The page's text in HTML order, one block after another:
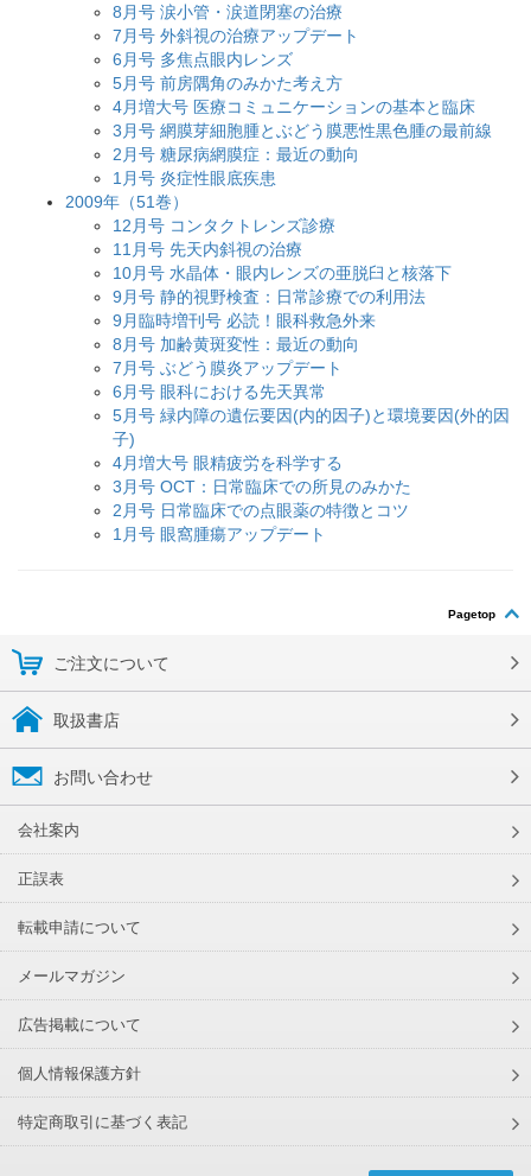
8月号 涙小管・涙道閉塞の治療
7月号 外斜視の治療アップデート
6月号 多焦点眼内レンズ
5月号 前房隅角のみかた考え方
4月増大号 医療コミュニケーションの基本と臨床
3月号 網膜芽細胞腫とぶどう膜悪性黒色腫の最前線
2月号 糖尿病網膜症：最近の動向
1月号 炎症性眼底疾患
2009年（51巻）
12月号 コンタクトレンズ診療
11月号 先天内斜視の治療
10月号 水晶体・眼内レンズの亜脱臼と核落下
9月号 静的視野検査：日常診療での利用法
9月臨時増刊号 必読！眼科救急外来
8月号 加齢黄斑変性：最近の動向
7月号 ぶどう膜炎アップデート
6月号 眼科における先天異常
5月号 緑内障の遺伝要因(内的因子)と環境要因(外的因
子)
4月増大号 眼精疲労を科学する
3月号 OCT：日常臨床での所見のみかた
2月号 日常臨床での点眼薬の特徴とコツ
1月号 眼窩腫瘍アップデート
Pagetop
ご注文について
取扱書店
お問い合わせ
会社案内
正誤表
転載申請について
メールマガジン
広告掲載について
個人情報保護方針
特定商取引に基づく表記